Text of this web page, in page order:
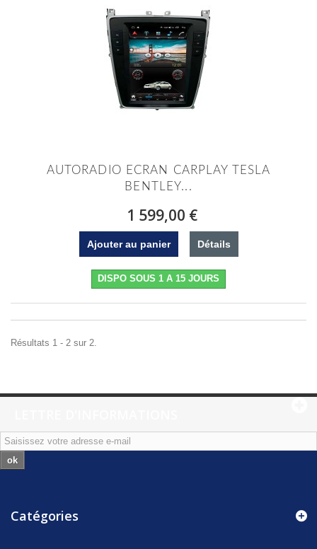
AUTORADIO ECRAN CARPLAY TESLA
BENTLEY...
1 599,00 €
Ajouter au panier Détails
DISPO SOUS 1 A 15 JOURS
Résultats 1 - 2 sur 2.
ok
Catégories